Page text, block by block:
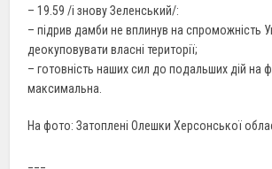
– 19.59 /і знову Зеленський/:
– підрив дамби не вплинув на спроможність
деокуповувати власні території;
– готовність наших сил до подальших дій на
максимальна.
На фото: Затоплені Олешки Херсонської